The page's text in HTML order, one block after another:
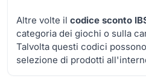
Altre volte il codice sconto
categoria dei giochi o sulla
Talvolta questi codici
selezione di prodotti